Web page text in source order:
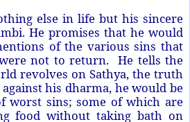
else in life but his sincere
He promises that he would
of the various sins that
not to return. He tells the
revolves on Sathya, the truth
his dharma, he would be
worst sins; some of which are
food without taking bath on